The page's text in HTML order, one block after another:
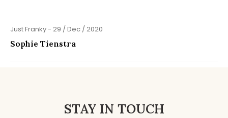
Just Franky - 29 / Dec / 2020
Sophie Tienstra
STAY IN TOUCH